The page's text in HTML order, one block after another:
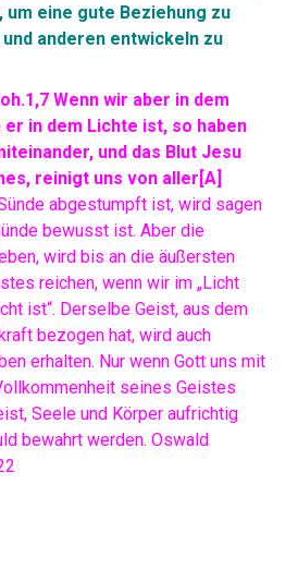
um eine gute Beziehung zu
anderen entwickeln zu
Wenn wir aber in dem
er in dem Lichte ist, so haben
und das Blut Jesu
reinigt uns von aller[A]
abgestumpft ist, wird sagen
bewusst ist. Aber die
wird bis an die äußersten
reichen, wenn wir im „Licht
ist“. Derselbe Geist, aus dem
bezogen hat, wird auch
erhalten. Nur wenn Gott uns mit
seines Geistes
Seele und Körper aufrichtig
bewahrt werden. Oswald